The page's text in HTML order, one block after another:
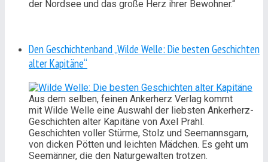
der Nordsee und das große Herz ihrer Bewohner.“
Den Geschichtenband „Wilde Welle: Die besten Geschichten
alter Kapitäne“
Aus dem selben, feinen Ankerherz Verlag kommt
mit Wilde Welle eine Auswahl der liebsten Ankerherz-
Geschichten alter Kapitäne von Axel Prahl.
Geschichten voller Stürme, Stolz und Seemannsgarn,
von dicken Pötten und leichten Mädchen. Es geht um
Seemänner, die den Naturgewalten trotzen.